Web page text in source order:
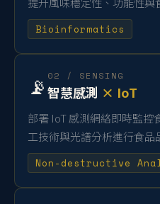
提升風味穩定性、功能性與
Bioinformatics
📡 02 / SENSING
智慧感測 × IoT
部署 IoT 感測網絡即時監控
工技術與光譜分析進行食品
Non-destructive